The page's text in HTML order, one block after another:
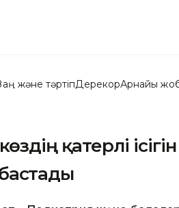
және тәртіпДерекқорАрнайы
қатерлі